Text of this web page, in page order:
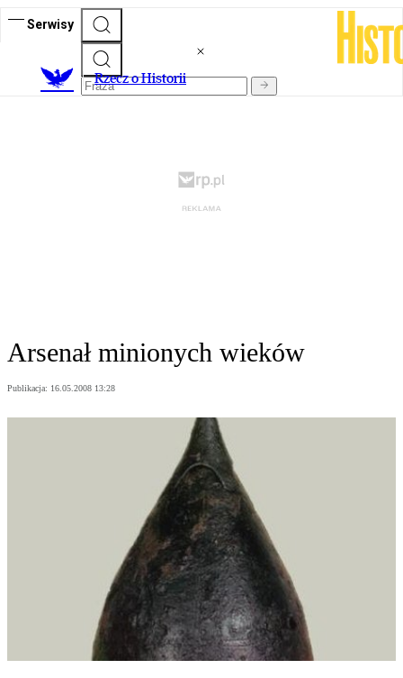
Serwisy
Rzecz o Historii
Arsenał minionych wieków
Publikacja: 16.05.2008 13:28